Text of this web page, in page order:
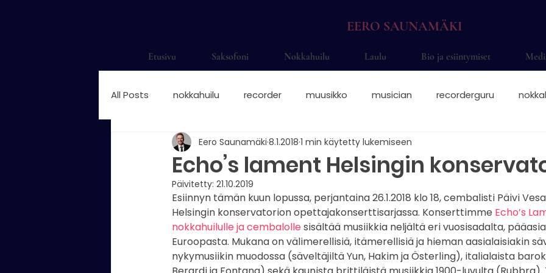
EERO SAUNAMÄKI
Etusivu Saksofoni Nokkahuilu Laulu Bio ja esiintymiset
All Posts nokkahuilu recorder muusikko musician recorderguru
saksofonisti saksofonisti Helsinki saksofoni saksofonisti juhliin
saksofonisti suomalainen nokkahuilisti nokkahuilu sormitukset nokkis
nokkahuilun sormitukset nokkahuilu otteet solisti alttonokkahuilu
Echo’s lament Helsingin
Eero Saunamäki 8.1.2018 1 min käytetty lukemiseen
Päivitetty: 21.10.2019
Esiinnyn tämän kuun lopussa, perjantaina 26.1.2018 klo 18, cembalisti Päivi
Helsingin konservatorion opettajakonserttisarjassa. Konserttimme Echo’s
nokkahuilulle ja cembalolle sisältää musiikkia neljältä eri vuosisadalta,
Euroopasta. Mukana on välimerellisiä, itämerellisiä ja hieman aasialaisiakin
nykymusiikin muodossa (säveltäjiltä Yun, Hakim ja Österling), italialaista